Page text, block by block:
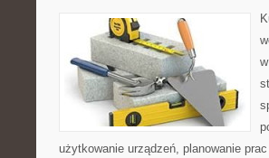
użytkowanie urządzeń, planowanie